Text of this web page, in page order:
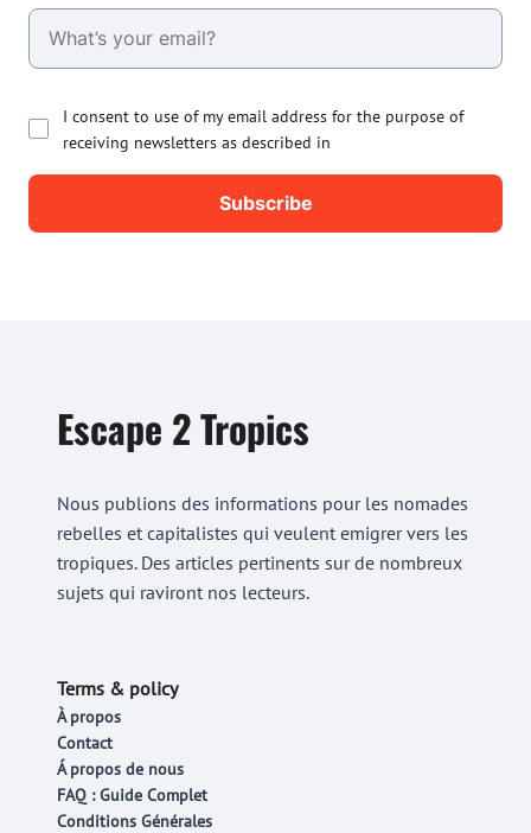
I consent to use of my email address for the purpose of
receiving newsletters as described in
Escape 2 Tropics
Nous publions des informations pour les nomades
rebelles et capitalistes qui veulent emigrer vers les
tropiques. Des articles pertinents sur de nombreux
sujets qui raviront nos lecteurs.
Terms & policy
À propos
Contact
Á propos de nous
FAQ : Guide Complet
Conditions Générales